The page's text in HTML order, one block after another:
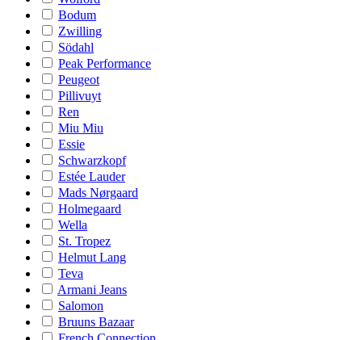
Bodum
Zwilling
Södahl
Peak Performance
Peugeot
Pillivuyt
Ren
Miu Miu
Essie
Schwarzkopf
Estée Lauder
Mads Nørgaard
Holmegaard
Wella
St. Tropez
Helmut Lang
Teva
Armani Jeans
Salomon
Bruuns Bazaar